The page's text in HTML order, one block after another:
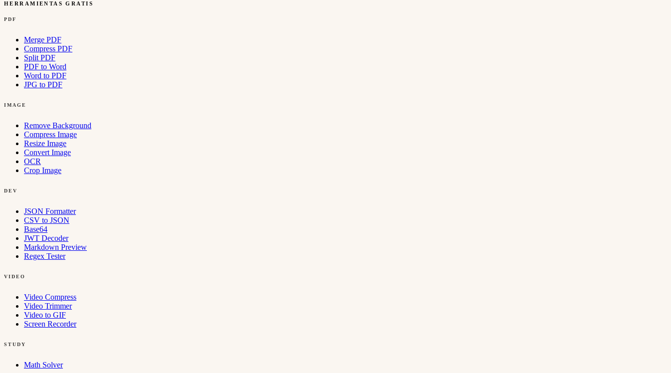
HERRAMIENTAS GRATIS
PDF
Merge PDF
Compress PDF
Split PDF
PDF to Word
Word to PDF
JPG to PDF
IMAGE
Remove Background
Compress Image
Resize Image
Convert Image
OCR
Crop Image
DEV
JSON Formatter
CSV to JSON
Base64
JWT Decoder
Markdown Preview
Regex Tester
VIDEO
Video Compress
Video Trimmer
Video to GIF
Screen Recorder
STUDY
Math Solver